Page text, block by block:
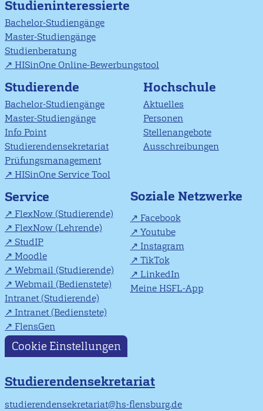
Studieninteressierte
Bachelor-Studiengänge
Master-Studiengänge
Studienberatung
HISinOne Online-Bewerbungstool
Studierende
Bachelor-Studiengänge
Master-Studiengänge
Info Point
Studierendensekretariat
Prüfungsmanagement
HISinOne Service Tool
Hochschule
Aktuelles
Personen
Stellenangebote
Ausschreibungen
Service
FlexNow (Studierende)
FlexNow (Lehrende)
StudIP
Moodle
Webmail (Studierende)
Webmail (Bedienstete)
Intranet (Studierende)
Intranet (Bedienstete)
FlensGen
Soziale Netzwerke
Facebook
Youtube
Instagram
TikTok
LinkedIn
Meine HSFL-App
Cookie Einstellungen
Studierendensekretariat
studierendensekretariat@hs-flensburg.de